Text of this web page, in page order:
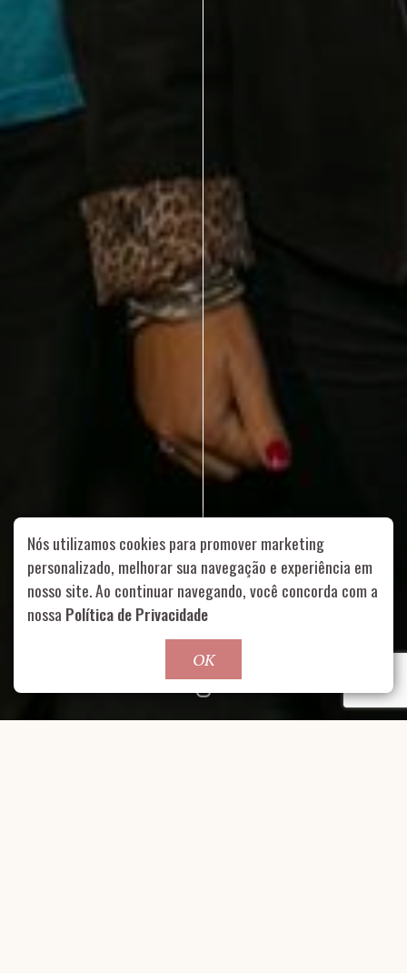
Rua Aurélia, 1714 – Vila Romana, São Paulo – SP | 55 11
99178-5848 | contato@nucleofood.com
Role para continar
Nós utilizamos cookies para promover marketing
personalizado, melhorar sua navegação e experiência em
nosso site. Ao continuar navegando, você concorda com a
nossa Política de Privacidade
OK